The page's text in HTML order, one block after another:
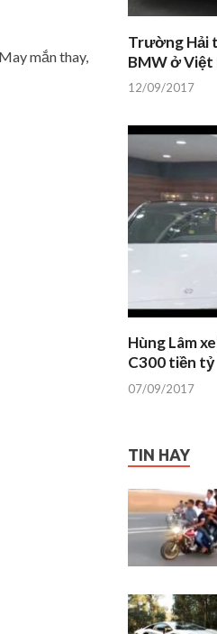
mắn thay,
Trường Hải
BMW ở Việt
12/09/2017
Hùng Lâm
C300 tiền tỷ
07/09/2017
TIN HAY